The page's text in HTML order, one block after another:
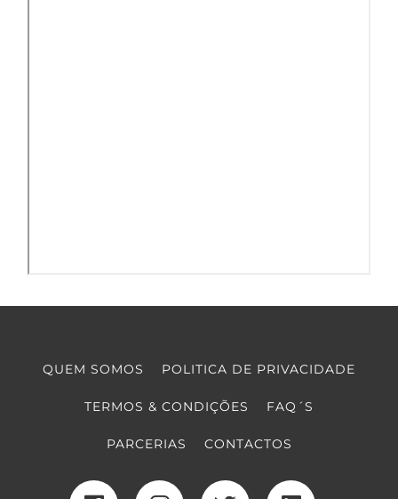
QUEM SOMOS POLITICA DE PRIVACIDADE
TERMOS & CONDIÇÕES FAQ´S
PARCERIAS CONTACTOS